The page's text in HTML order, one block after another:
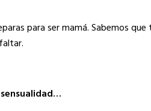
para ser mamá. Sabemos